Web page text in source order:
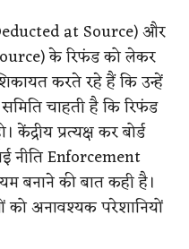
at Source) और
के रिफंड को लेकर
करते रहे हैं कि उन्हें
चाहती है कि रिफंड
केंद्रीय प्रत्यक्ष कर बोर्ड
नीति Enforcement
बनाने की बात कही है।
को अनावश्यक परेशानियों